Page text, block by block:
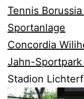
Tennis
Sportanlage
Concordia
Jahn-
Stadion